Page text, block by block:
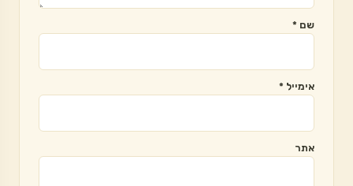
שם *
אימייל *
אתר